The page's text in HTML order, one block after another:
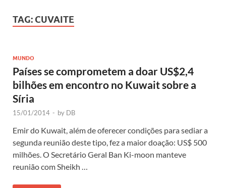
TAG: CUVAITE
MUNDO
Países se comprometem a doar US$2,4
bilhões em encontro no Kuwait sobre a
Síria
15/01/2014 - by DB
Emir do Kuwait, além de oferecer condições para sediar a
segunda reunião deste tipo, fez a maior doação: US$ 500
milhões. O Secretário Geral Ban Ki-moon manteve
reunião com Sheikh …